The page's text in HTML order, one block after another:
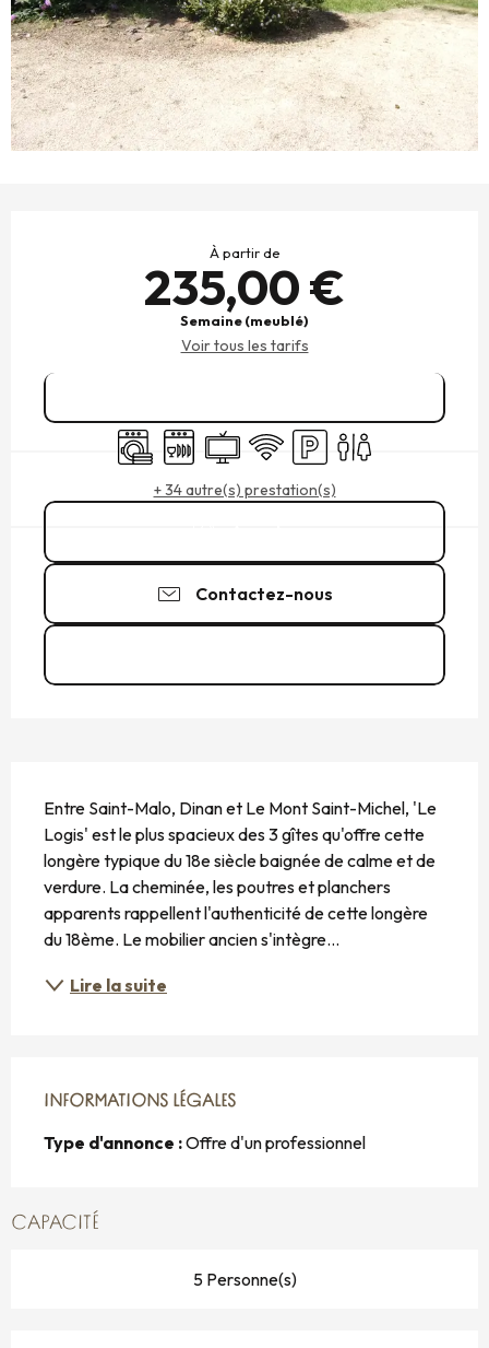
À partir de
235,00 €
Semaine (meublé)
Voir tous les tarifs
Lave lingeLave vaisselle
Télévision
WiFi ParkingToilettes
+ 34 autre(s) prestation(s)
Contactez-nous
Entre Saint-Malo, Dinan et Le Mont Saint-Michel, 'Le
Logis' est le plus spacieux des 3 gîtes qu'offre cette
longère typique du 18e siècle baignée de calme et de
verdure. La cheminée, les poutres et planchers
apparents rappellent l'authenticité de cette longère
du 18ème. Le mobilier ancien s'intègre...
Lire la suite
INFORMATIONS LÉGALES
INFORMATIONS LÉGALES
Type d'annonce :Offre d'un professionnel
CAPACITÉ
5 Personne(s)